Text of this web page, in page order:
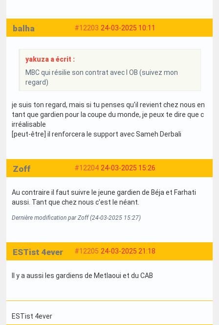
#12203 24-03-2025 10:11
balha
yakuza a écrit :
MBC qui résilie son contrat avec l OB (suivez mon
regard)
je suis ton regard, mais si tu penses qu'il revient chez nous en
tant que gardien pour la coupe du monde, je peux te dire que c
irréalisable
[peut-être] il renforcera le support avec Sameh Derbali
#12204 24-03-2025 15:26
Zoff
Au contraire il faut suivre le jeune gardien de Béja et Farhati
aussi. Tant que chez nous c'est le néant.
Dernière modification par Zoff (24-03-2025 15:27)
#12205 24-03-2025 21:18
ESTist 4ever
Il y a aussi les gardiens de Metlaoui et du CAB
ESTist 4ever